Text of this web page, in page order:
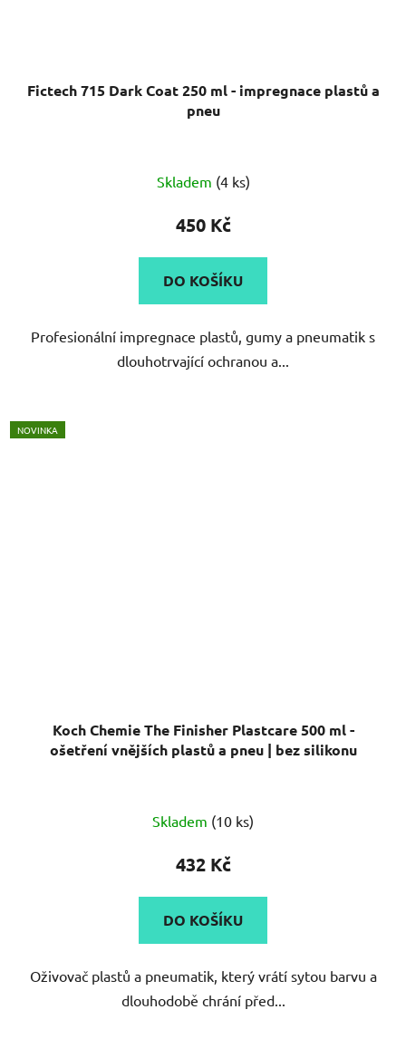
Fictech 715 Dark Coat 250 ml - impregnace plastů a
pneu
Skladem (4 ks)
450 Kč
DO KOŠÍKU
Profesionální impregnace plastů, gumy a pneumatik s
dlouhotrvající ochranou a...
NOVINKA
Koch Chemie The Finisher Plastcare 500 ml -
ošetření vnějších plastů a pneu | bez silikonu
Skladem (10 ks)
432 Kč
DO KOŠÍKU
Oživovač plastů a pneumatik, který vrátí sytou barvu a
dlouhodobě chrání před...